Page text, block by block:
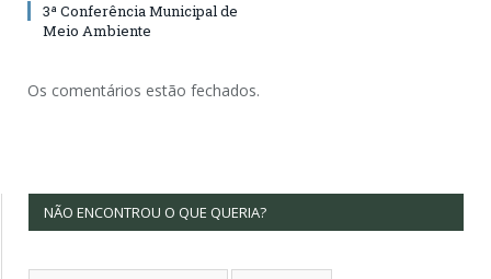
3ª Conferência Municipal de
Meio Ambiente
Os comentários estão fechados.
NÃO ENCONTROU O QUE QUERIA?